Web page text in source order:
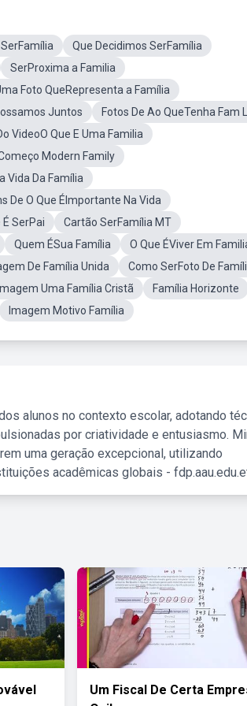
Que Decidimos SerFamília
SerProxima a Familia
Foto QueRepresenta a Família
Juntos
Fotos De Ao QueTenha Fam
VideoO Que E Uma Familia
Modern Family
Vida Da Família
De O Que ÉImportante Na Vida
É SerPai
Cartão SerFamília MT
Quem ÉSua Família
O Que ÉViver Em
De Família Unida
Como SerFoto De
Imagem Uma Família Cristã
Família Horizonte
Imagem Motivo Família
alunos no contexto escolar, adotando
por criatividade e entusiasmo.
uma geração excepcional, utilizando
acadêmicas globais -
Um Fiscal De Certa